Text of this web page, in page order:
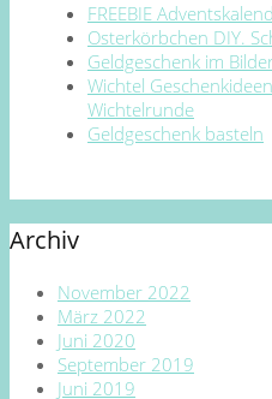
FREEBIE
Osterkörbchen DIY.
Geldgeschenk im
Wichtel
Wichtelrunde
Geldgeschenk basteln
Archiv
November 2022
März 2022
Juni 2020
September 2019
Juni 2019